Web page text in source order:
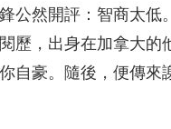
公然開評：智商太低
歷，出身在加拿大的
自豪。隨後，便傳來